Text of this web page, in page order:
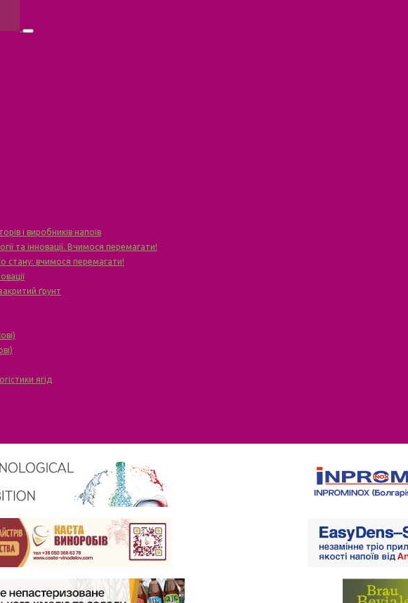
і виробників напоїв
та інновації. Вчимося перемагати!
стану: вчимося перемагати!
ґрунт
ягід